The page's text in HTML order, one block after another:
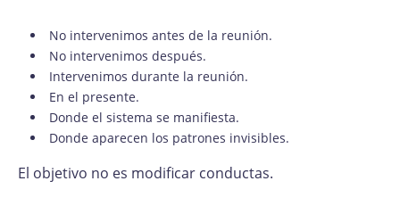
No intervenimos antes de la reunión.
No intervenimos después.
Intervenimos durante la reunión.
En el presente.
Donde el sistema se manifiesta.
Donde aparecen los patrones invisibles.
El objetivo no es modificar conductas.